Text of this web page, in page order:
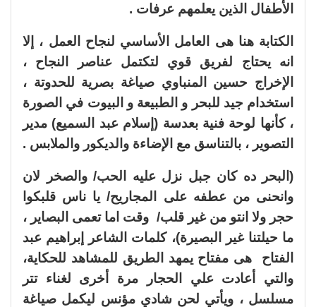
الأطفال الذين يعلمهم عرفات .
الكتابة هنا هى العامل الأساسي لنجاح العمل ، إلا
انه يحتاج لفريق قوي لتكتمل عناصر النجاح ،
الإخراج حسين المنباوي صياغة بصرية للحدوتة ،
استخدام جيد للبحر و الطبيعة و البيوت في الصورة
، كأنها لوحة فنية بعدسة (إسلام عبد السميع) مدير
التصوير ، بالتناسق مع الإضاءة والديكور والملابس .
(البحر ده كان جبل نزل عليه الحب/ والصخر لان
وانحنى من عطفه على المجاريح/ يا ناس قلبكوا
حجر ولا انتو من غير قلب/ وقت اما تعمى البصاير ،
ما حيلتنا غير البصيرة)، كلمات الشاعر إبراهيم عبد
الفتاح هى مفتاح يمهد الطريق للمشاهد للحكاية،
والتي أعادت علي الحجار مرة أخرى لغناء تتر
مسلسل ، ويأتي لحن شادي مؤنس ليكمل صياغة